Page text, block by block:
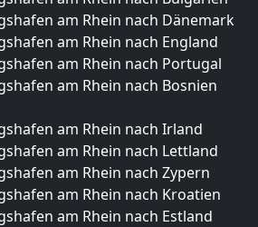
am Rhein nach Dänemark
am Rhein nach England
am Rhein nach Portugal
am Rhein nach Bosnien
am Rhein nach Irland
am Rhein nach Lettland
am Rhein nach Zypern
am Rhein nach Kroatien
am Rhein nach Estland